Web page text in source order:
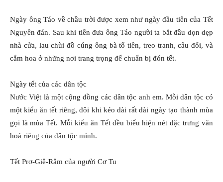
Ngày ông Táo về chầu trời được xem như ngày đầu tiên của Tết
Nguyên đán. Sau khi tiễn đưa ông Táo người ta bắt đầu dọn dẹp
nhà cửa, lau chùi đồ cúng ông bà tổ tiên, treo tranh, câu đối, và
cắm hoa ở những nơi trang trọng để chuẩn bị đón tết.
Ngày tết của các dân tộc
Nước Việt là một cộng đồng các dân tộc anh em. Mỗi dân tộc có
một kiểu ăn tết riêng, đôi khi kéo dài rất dài ngày tạo thành mùa
gọi là mùa Tết. Mỗi kiểu ăn Tết đều biểu hiện nét đặc trưng văn
hoá riêng của dân tộc mình.
Tết Prơ-Giê-Râm của người Cơ Tu